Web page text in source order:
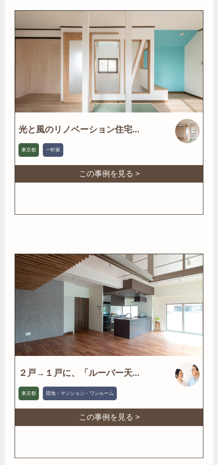
光と風のリノベーション住宅...
東京都 一軒家
この事例を見る >
２戸→１戸に、「ルーバー天...
東京都 団地・マンション・ワンルーム
この事例を見る >